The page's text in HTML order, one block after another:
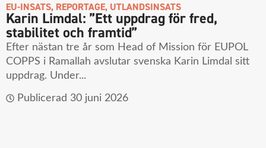
EU-INSATS, REPORTAGE, UTLANDSINSATS
Karin Limdal: ”Ett uppdrag för fred,
stabilitet och framtid”
Efter nästan tre år som Head of Mission för EUPOL
COPPS i Ramallah avslutar svenska Karin Limdal sitt
uppdrag. Under...
Publicerad 30 juni 2026